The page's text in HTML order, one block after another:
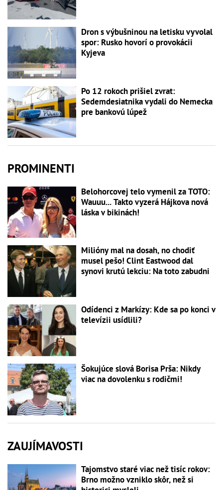
Dron s výbušninou na letisku vyvolal
spor: Rusko hovorí o provokácii
Kyjeva
Po 12 rokoch prišiel zvrat:
Sedemdesiatnika vydali do Nemecka
pre bankovú lúpež
PROMINENTI
Belohorcovej telo vymenil za TOTO:
Wauuu... Takto vyzerá Hájkova nová
láska v bikinách!
Milióny mal na dosah, no chodiť
musel pešo! Clint Eastwood dal
synovi krutú lekciu: Na toto zabudni
Odídenci z Markízy: Kde sa po konci v
televízii usídlili?
Šokujúce slová Borisa Prša: Nikdy
viac na dovolenku s rodičmi!
ZAUJÍMAVOSTI
Tajomstvo staré viac než tisíc rokov:
Brno možno vzniklo skôr, než si